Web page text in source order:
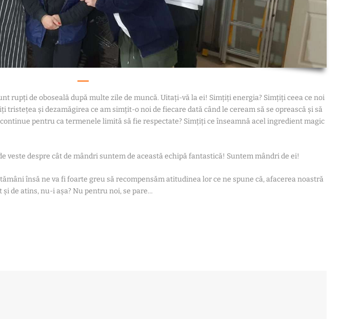
rupți de oboseală după multe zile de muncă. Uitați-vă la ei! Simțiți energia? Simțiți ceea ce noi
tristețea și dezamăgirea ce am simțit-o noi de fiecare dată când le ceream să se oprească și să
pentru ca termenele limită să fie respectate? Simțiți ce înseamnă acel ingredient magic
veste despre cât de mândri suntem de această echipă fantastică! Suntem mândri de ei!
însă ne va fi foarte greu să recompensăm atitudinea lor ce ne spune că, afacerea noastră
de atins, nu-i așa? Nu pentru noi, se pare…